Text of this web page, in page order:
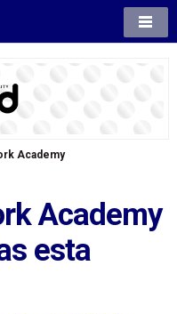
Academy
Academy
esta